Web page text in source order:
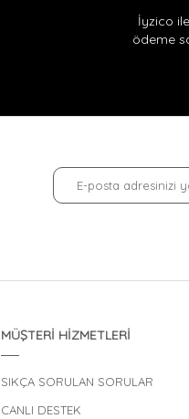
İyzico
ödeme
MÜŞTERİ HİZMETLERİ
SIKÇA SORULAN SORULAR
CANLI DESTEK